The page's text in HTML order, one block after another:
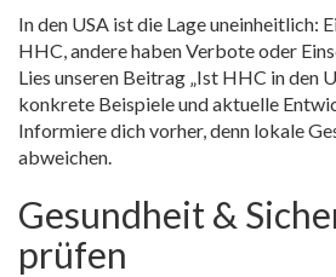
In den USA ist die Lage uneinheitlich:
HHC, andere haben Verbote oder
Lies unseren Beitrag „Ist HHC in den
konkrete Beispiele und aktuelle
Informiere dich vorher, denn lokale
abweichen.
Gesundheit &
prüfen